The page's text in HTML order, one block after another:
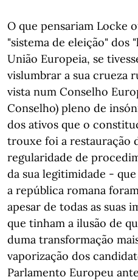
O que pensariam Locke
"sistema de eleição" dos
União Europeia, se
vislumbrar a sua crueza
vista num Conselho
Conselho) pleno de
dos ativos que o
trouxe foi a restauração
regularidade de
da sua legitimidade -
a república romana
apesar de todas as suas
que tinham a ilusão de
duma transformação
vaporização dos
Parlamento Europeu